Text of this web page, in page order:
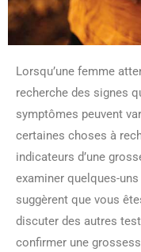
Lorsqu’une femme
recherche des signes
symptômes peuvent
certaines choses à
indicateurs d’une
examiner quelques-
suggèrent que vous
discuter des autres
confirmer une